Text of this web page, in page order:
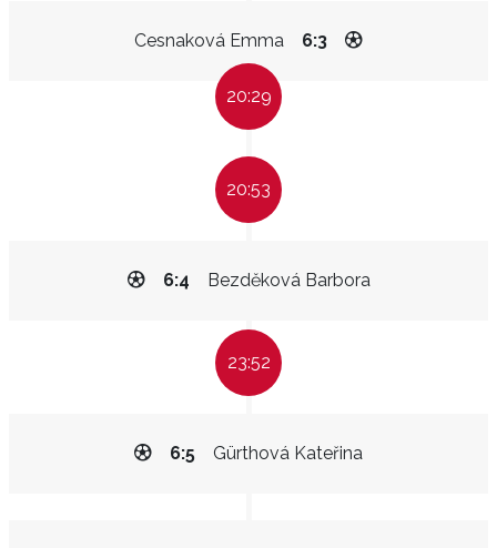
Cesnaková Emma 6:3
20:29
20:53
Bezděková Barbora
6:4
23:52
Gürthová Kateřina
6:5